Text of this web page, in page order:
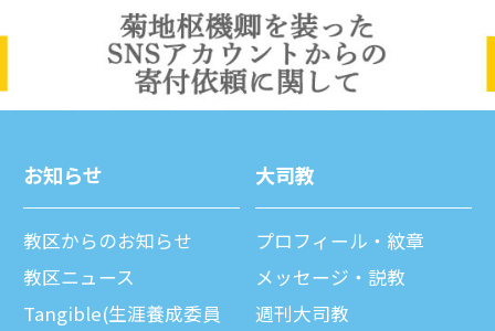
お知らせ
教区からのお知らせ
教区ニュース
Tangible(生涯養成委員
⼤司教
プロフィール・紋章
メッセージ・説教
週刊⼤司教